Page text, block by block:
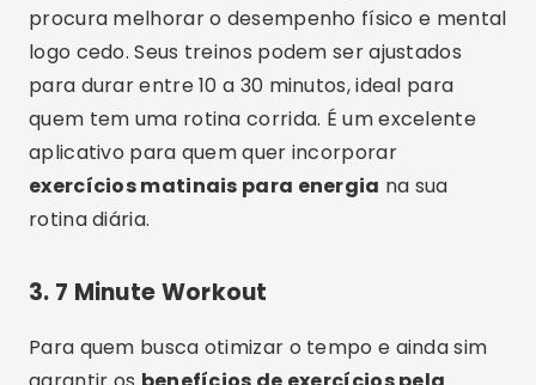
procura melhorar o desempenho físico e mental
logo cedo. Seus treinos podem ser ajustados
para durar entre 10 a 30 minutos, ideal para
quem tem uma rotina corrida. É um excelente
aplicativo para quem quer incorporar
exercícios matinais para energia na sua
rotina diária.
3. 7 Minute Workout
Para quem busca otimizar o tempo e ainda sim